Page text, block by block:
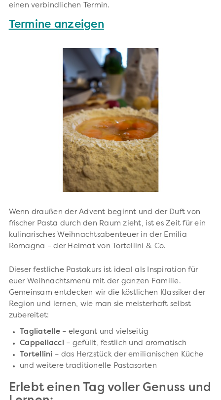
einen verbindlichen Termin.
Termine anzeigen
Wenn draußen der Advent beginnt und der Duft von
frischer Pasta durch den Raum zieht, ist es Zeit für ein
kulinarisches Weihnachtsabenteuer in der Emilia
Romagna – der Heimat von Tortellini & Co.
Dieser festliche Pastakurs ist ideal als Inspiration für
euer Weihnachtsmenü mit der ganzen Familie.
Gemeinsam entdecken wir die köstlichen Klassiker der
Region und lernen, wie man sie meisterhaft selbst
zubereitet:
Tagliatelle – elegant und vielseitig
Cappellacci – gefüllt, festlich und aromatisch
Tortellini – das Herzstück der emilianischen Küche
und weitere traditionelle Pastasorten
Erlebt einen Tag voller Genuss und